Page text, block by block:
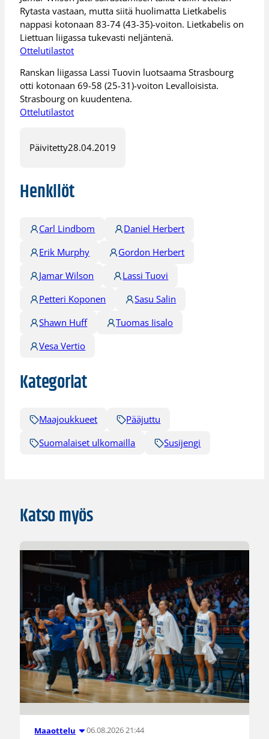
Rytasta vastaan, mutta siitä huolimatta Lietkabelis
nappasi kotonaan 83-74 (43-35)-voiton. Lietkabelis on
Liettuan liigassa tukevasti neljäntenä.
Ottelutilastot
Ranskan liigassa Lassi Tuovin luotsaama Strasbourg
otti kotonaan 69-58 (25-31)-voiton Levalloisista.
Strasbourg on kuudentena.
Ottelutilastot
Päivitetty28.04.2019
Henkilöt
Carl Lindbom
Daniel Herbert
Erik Murphy
Gordon Herbert
Jamar Wilson
Lassi Tuovi
Petteri Koponen
Sasu Salin
Shawn Huff
Tuomas Iisalo
Vesa Vertio
Kategoriat
Maajoukkueet
Pääjuttu
Suomalaiset ulkomailla
Susijengi
Katso myös
Maaottelu 06.08.2026 21:44